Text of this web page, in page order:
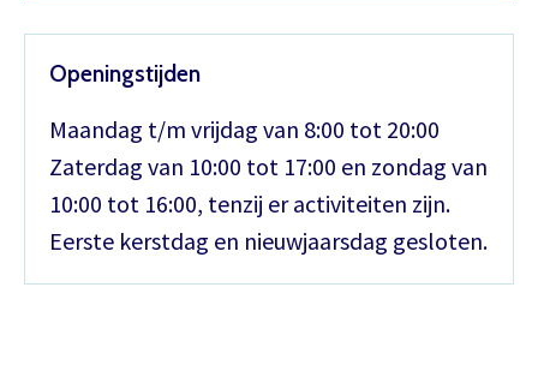
Openingstijden
Maandag t/m vrijdag van 8:00 tot 20:00
Zaterdag van 10:00 tot 17:00 en zondag van
10:00 tot 16:00, tenzij er activiteiten zijn.
Eerste kerstdag en nieuwjaarsdag gesloten.